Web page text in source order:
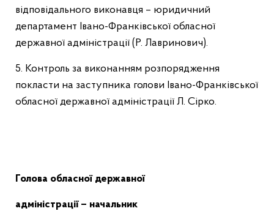
відповідального виконавця – юридичний
департамент Івано-Франківської обласної
державної адміністрації (Р. Лавринович).
5. Контроль за виконанням розпорядження
покласти на заступника голови Івано-Франківської
обласної державної адміністрації Л. Сірко.
Голова обласної державної
адміністрації – начальник